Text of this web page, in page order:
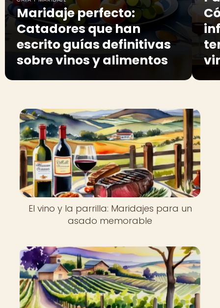
Maridaje perfecto:
Catadores que han
escrito guías definitivas
sobre vinos y alimentos
El vino y la parrilla: Maridajes para un
asado memorable